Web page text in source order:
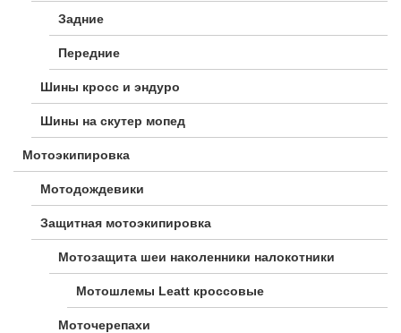
Задние
Передние
Шины кросс и эндуро
Шины на скутер мопед
Мотоэкипировка
Мотодождевики
Защитная мотоэкипировка
Мотозащита шеи наколенники налокотники
Мотошлемы Leatt кроссовые
Моточерепахи